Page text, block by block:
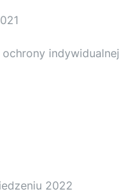
indywidualnej
2022